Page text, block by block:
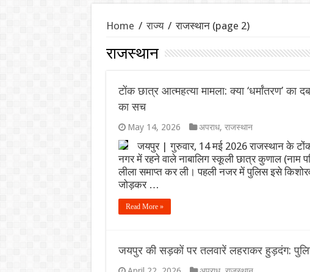
महाराष्ट्र की राजनीति में हलचल:
Tata Motors Onam Festive Offer
KBC 18 Start Date: आमिर खान, सनी
AHF Junior Asia Cup 2026:
‘राष्ट्रपति मालिक नहीं, अस्थायी
रूस से तेल खरीदने पर भारत पर 100%
विमेंस टी20 एशिया कप 2026 से पहले
Home / राज्य / राजस्थान(page 2)
राजस्थान
टोंक छात्र आत्महत्या मामला: क्या ‘धर्मांतरण’
का सच
May 14, 2026 अपराध, राजस्थान
जयपुर | गुरुवार, 14 मई 2026 राजस्थान के टोंक
नगर में रहने वाले नाबालिग स्कूली छात्र कुणाल (नाम
लीला समाप्त कर ली। पहली नजर में पुलिस इसे
जोड़कर …
Read More »
जयपुर की सड़कों पर तलवारें लहराकर हुड़दंग: